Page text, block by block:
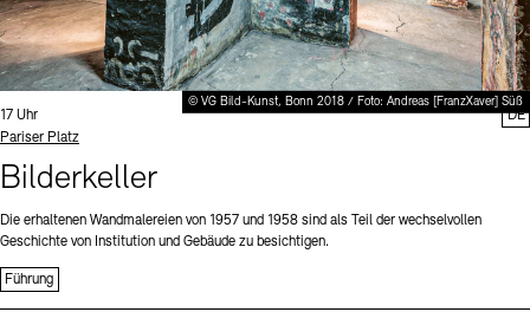
© VG Bild-Kunst, Bonn 2018 / Foto: Andreas [FranzXaver] Süß
Uhrzeit:
17 Uhr
Standort
Pariser Platz
Bilderkeller
Die erhaltenen Wandmalereien von 1957 und 1958 sind als Teil der wechselvollen
Geschichte von Institution und Gebäude zu besichtigen.
Führung
DE